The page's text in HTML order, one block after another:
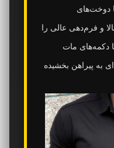
دوخت‌های
و فرم‌دهی عالی را
دکمه‌های مات
به پیراهن بخشیده